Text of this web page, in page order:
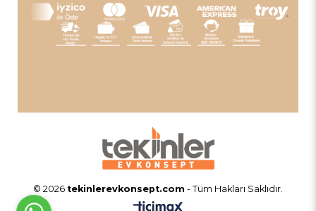
© 2026 tekinlerevkonsept.com - Tüm Hakları Saklıdır.